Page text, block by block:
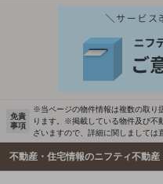
免責
事項
※当ページの物件情報は複数の取り
ります。※掲載している物件及び不
ざいますので、詳細に関しましては
不動産・住宅情報のニフティ不動産